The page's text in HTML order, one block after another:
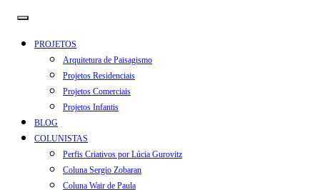
PROJETOS
Arquitetura de Paisagismo
Projetos Residenciais
Projetos Comerciais
Projetos Infantis
BLOG
COLUNISTAS
Perfis Criativos por Lúcia Gurovitz
Coluna Sergio Zobaran
Coluna Wair de Paula